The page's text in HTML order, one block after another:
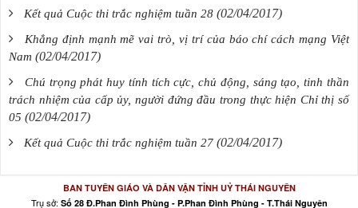
Kết quả Cuộc thi trắc nghiệm tuần 28 (02/04/2017)
Khẳng định mạnh mẽ vai trò, vị trí của báo chí cách mạng Việt
Nam (02/04/2017)
Chú trọng phát huy tính tích cực, chủ động, sáng tạo, tinh thần
trách nhiệm của cấp ủy, người đứng đầu trong thực hiện Chỉ thị số
05 (02/04/2017)
Kết quả Cuộc thi trắc nghiệm tuần 27 (02/04/2017)
BAN TUYÊN GIÁO VÀ DÂN VẬN TỈNH UỶ THÁI NGUYÊN
Trụ sở: Số 28 Đ.Phan Đình Phùng - P.Phan Đình Phùng - T.Thái Nguyên